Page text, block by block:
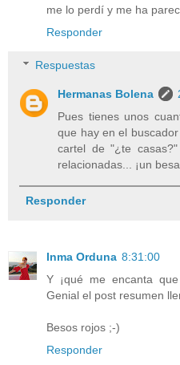
me lo perdí y me ha
Responder
Respuestas
Hermanas Bolena
Pues tienes unos
que hay en el
cartel de "¿te
relacionadas... ¡un
Responder
Inma Orduna 8:31:00
Y ¡qué me encanta
Genial el post resumen
Besos rojos ;-)
Responder